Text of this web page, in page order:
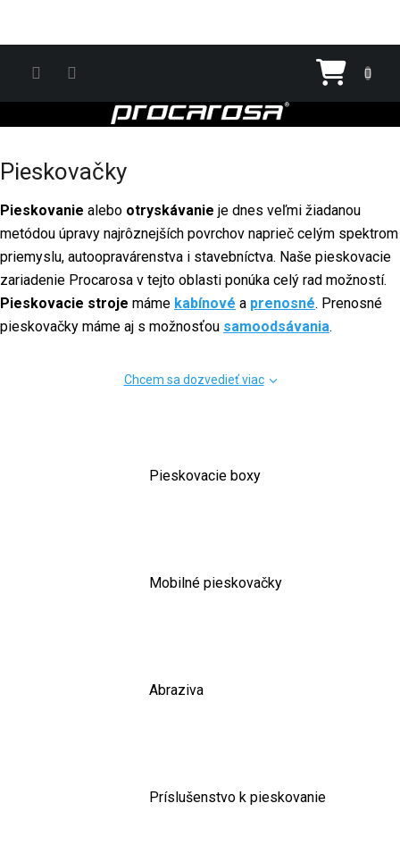
Pieskovačky
Pieskovanie alebo otryskávanie je dnes veľmi žiadanou
metódou úpravy najrôznejších povrchov naprieč celým spektrom
priemyslu, autoopravárenstva i stavebníctva. Naše pieskovacie
zariadenie Procarosa v tejto oblasti ponúka celý rad možností.
Pieskovacie stroje máme kabínové a prenosné. Prenosné
pieskovačky máme aj s možnosťou samoodsávania.
Chcem sa dozvedieť viac
Pieskovacie boxy
Mobilné pieskovačky
Abraziva
Príslušenstvo k pieskovanie